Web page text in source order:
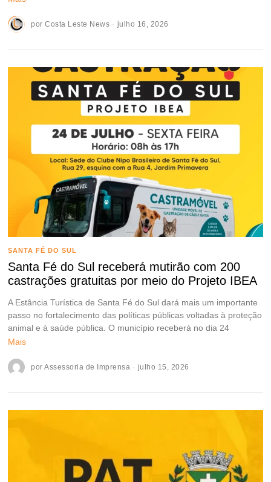
porCosta Leste News julho 16, 2026
SANTA FÉ DO SUL
Santa Fé do Sul receberá mutirão com 200
castrações gratuitas por meio do Projeto IBEA
A Estância Turística de Santa Fé do Sul dará mais um importante
passo no fortalecimento das políticas públicas voltadas à proteção
animal e à saúde pública. O município receberá no dia 24
Mais
porAssessoria de Imprensa julho 15, 2026